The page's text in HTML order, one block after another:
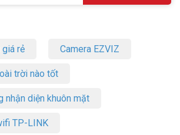
rẻ Camera EZVIZ
trời nào tốt
nhận diện khuôn mặt
TP-LINK